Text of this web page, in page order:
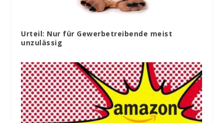
Urteil: Nur für Gewerbetreibende meist
unzulässig